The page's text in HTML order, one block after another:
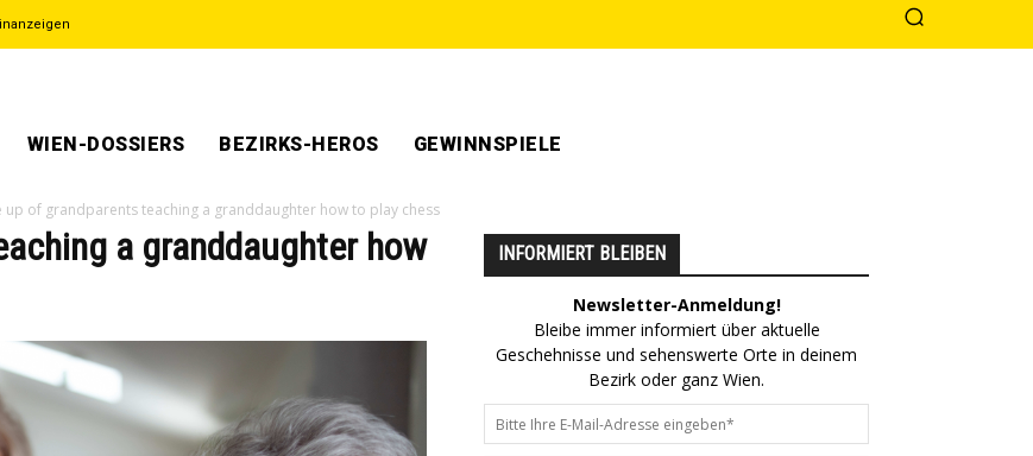
WIEN-DOSSIERS BEZIRKS-HEROS GEWINNSPIELE
up of grandparents teaching a granddaughter how to play chess
a granddaughter how
INFORMIERT BLEIBEN
Newsletter-Anmeldung!
Bleibe immer informiert über aktuelle
Geschehnisse und sehenswerte Orte in deinem
Bezirk oder ganz Wien.